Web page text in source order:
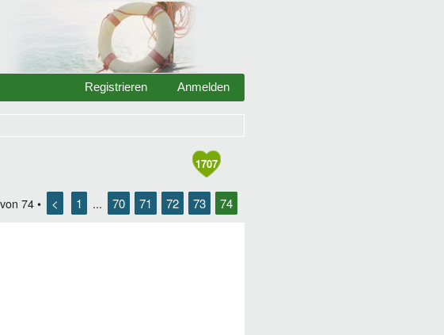
Anmelden
Registrieren
1707
von 74 • < 1 ... 70 71 72 73 74